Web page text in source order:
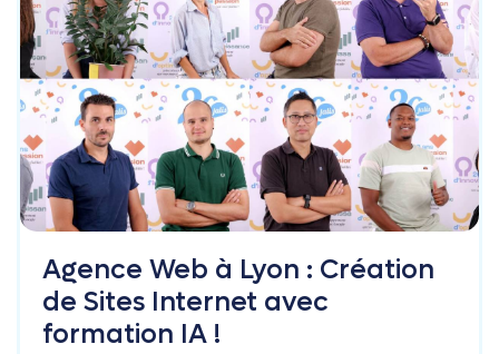
Agence Web à Lyon : Création
de Sites Internet avec
formation IA !